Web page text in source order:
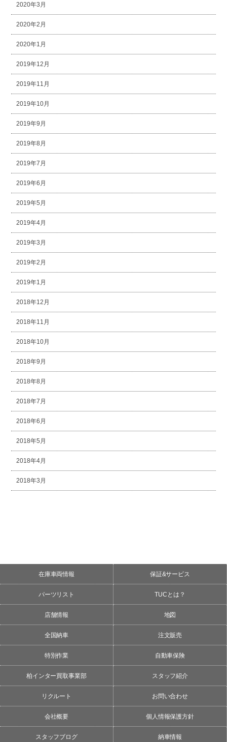
2020年3月
2020年2月
2020年1月
2019年12月
2019年11月
2019年10月
2019年9月
2019年8月
2019年7月
2019年6月
2019年5月
2019年4月
2019年3月
2019年2月
2019年1月
2018年12月
2018年11月
2018年10月
2018年9月
2018年8月
2018年7月
2018年6月
2018年5月
2018年4月
2018年3月
在庫車両情報 保証&サービス
パーツリスト TUCとは？
店舗情報 地図
全国納車 注文販売
特別作業 自動車保険
柏インター買取事業部 スタッフ紹介
リクルート お問い合わせ
会社概要 個人情報保護方針
スタッフブログ 納車情報